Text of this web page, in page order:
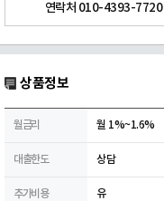
연락처 010-4393-7720
상품정보
월금리 월 1%~1.6%
대출한도 상담
추가비용 유